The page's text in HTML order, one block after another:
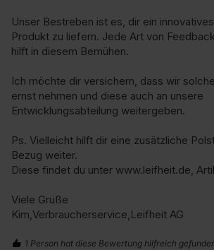
Unser Bestreben ist es, dir ein
Produkt zu liefern. Jede Art von
hilft in diesem Bemühen.
Ich möchte dir versichern, dass wir
ernst nehmen und diese auch an unsere
Entwicklungsabteilung weitergeben.
Ps. Vielleicht hilft dir eine zusätzliche
Bezug weiter.
Diese findet du unter www.leifheit.de,
Viele Grüße
Kim,Verbraucherservice,Leifheit AG
1 Person hat diese Bewertung hilfreich